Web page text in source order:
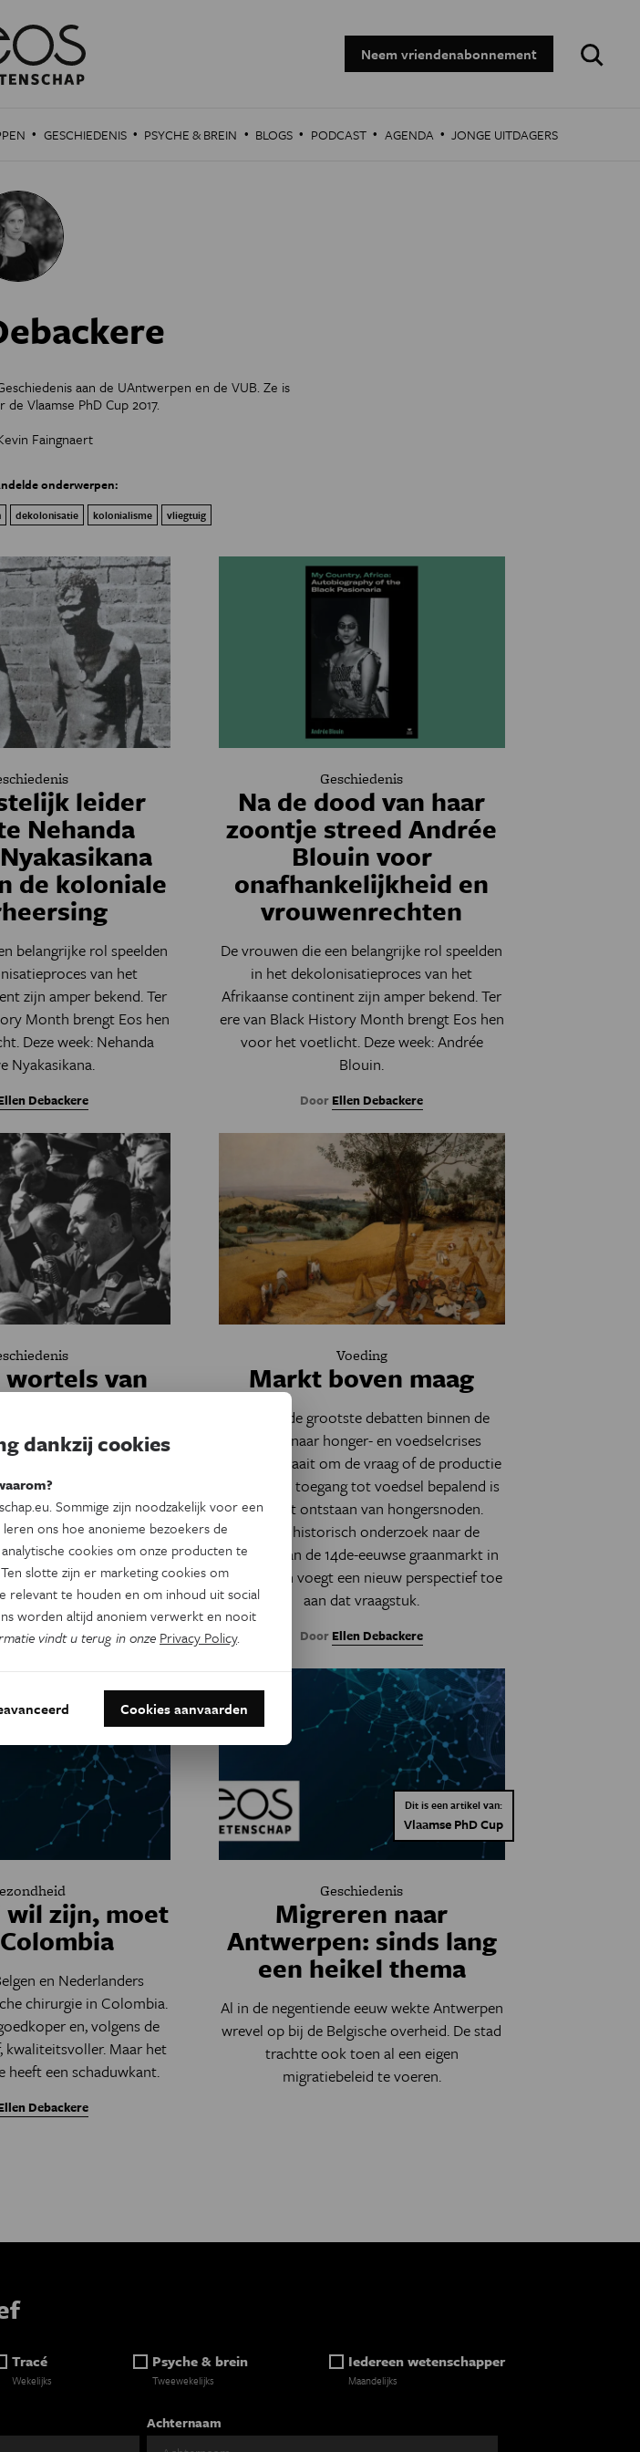
Neem vriendenabonnement
Zoeken:
· GESCHIEDENIS · PSYCHE & BREIN · BLOGS · PODCAST · AGENDA · JONGE UITDAGERS
aan de UAntwerpen en de VUB. Ze is
Vlaamse PhD Cup 2017.
Faingnaert
onderwerpen:
dekolonisatie kolonialisme vliegtuig
leider
Nehanda
de koloniale
belangrijke rol speelden
van het
zijn amper bekend. Ter
Month brengt Eos hen
Deze week: Nehanda
Nyakasikana.
Debackere
Geschiedenis
Na de dood van haar
zoontje streed Andrée
Blouin voor
onafhankelijkheid en
vrouwenrechten
De vrouwen die een belangrijke rol speelden
in het dekolonisatieproces van het
Afrikaanse continent zijn amper bekend. Ter
ere van Black History Month brengt Eos hen
voor het voetlicht. Deze week: Andrée
Blouin.
Door Ellen Debackere
wortels van
echt wil begrijpen, kan
de tijd – en afhankelijk
wisselende betekenis.
Debackere
Voeding
Markt boven maag
Eén van de grootste debatten binnen de
studies naar honger- en voedselcrises
vandaag draait om de vraag of de productie
dan wel de toegang tot voedsel bepalend is
voor het ontstaan van hongersnoden.
Recent historisch onderzoek naar de
werking van de 14de-eeuwse graanmarkt in
Vlaanderen voegt een nieuw perspectief toe
aan dat vraagstuk.
Door Ellen Debackere
zijn, moet
en Nederlanders
chirurgie in Colombia.
en, volgens de
kwaliteitsvoller. Maar het
heeft een schaduwkant.
Debackere
Dit is een artikel van:
Vlaamse PhD Cup
Geschiedenis
Migreren naar
Antwerpen: sinds lang
een heikel thema
Al in de negentiende eeuw wekte Antwerpen
wrevel op bij de Belgische overheid. De stad
trachtte ook toen al een eigen
migratiebeleid te voeren.
Tracé
Wekelijks
Psyche & brein
Tweewekelijks
Iedereen wetenschapper
Maandelijks
Achternaam
dankzij cookies
Sommige zijn noodzakelijk voor een
ons hoe anonieme bezoekers de
cookies om onze producten te
slotte zijn er marketing cookies om
relevant te houden en om inhoud uit social
worden altijd anoniem verwerkt en nooit
vindt u terug in onze Privacy Policy.
Cookies aanvaarden